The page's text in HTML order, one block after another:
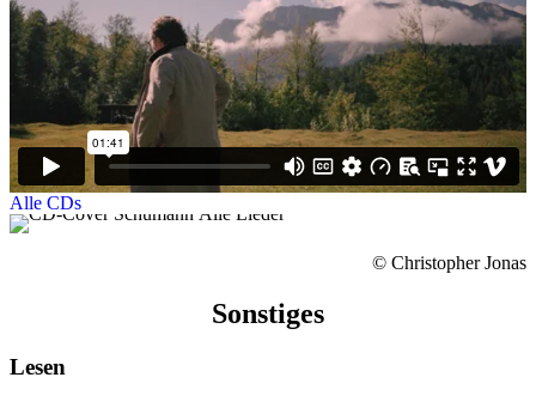
Alle CDs
© Christopher Jonas
Sonstiges
Lesen